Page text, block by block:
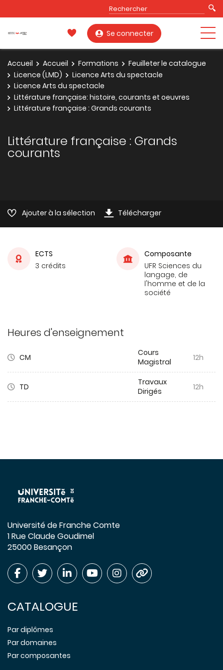
Se connecter
Accueil Accueil Formations
Feuilleter le catalogue
Licence (LMD)
Licence Arts du spectacle
Licence Arts du spectacle
Littérature française: histoire, courants et oeuvres
Littérature française : Grands courants
Littérature française : Grands
courants
Ajouter à la sélection Télécharger
ECTS
3 crédits
Composante
UFR Sciences du
langage, de
l'homme et de la
société
Heures d'enseignement
CM
Cours
Magistral
12h
TD
Travaux
Dirigés
12h
Université de Franche Comte
1 Rue Claude Goudimel
25000 Besançon
CATALOGUE
Par diplômes
Par domaines
Par composantes